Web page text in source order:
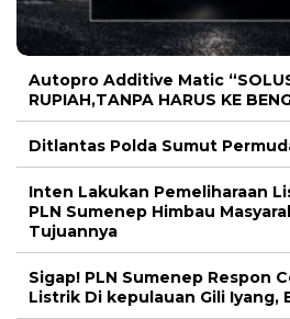
Autopro Additive Matic
RUPIAH,TANPA HARUS KE
Ditlantas Polda Sumut
Inten Lakukan Pemeliharaan
PLN Sumenep Himbau
Tujuannya
Sigap! PLN Sumenep Respon
Listrik Di kepulauan Gili Iyang,